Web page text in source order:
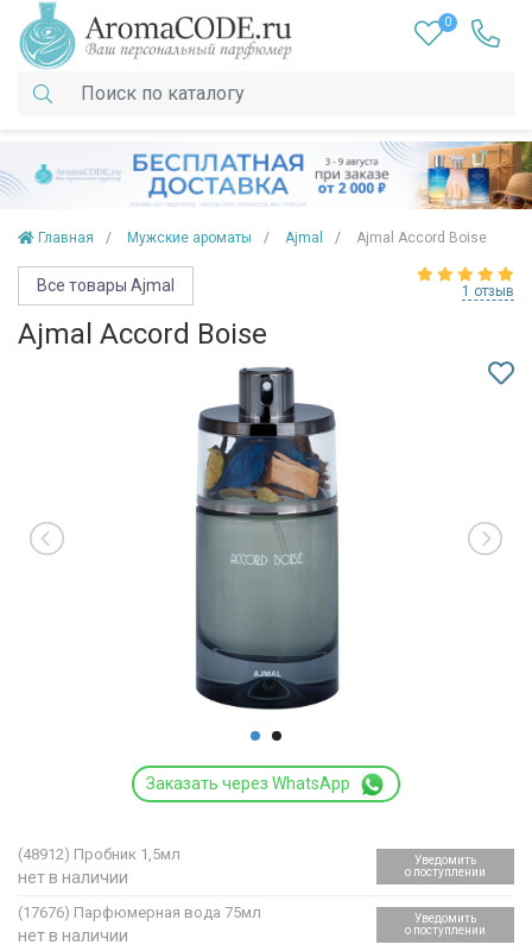
0
Главная Мужские ароматы Ajmal Ajmal Accord Boise
Все товары Ajmal 1 отзыв
Ajmal Accord Boise
Заказать через WhatsApp
(48912) Пробник 1,5мл
нет в наличии
Уведомить
о поступлении
(17676) Парфюмерная вода 75мл
нет в наличии
Уведомить
о поступлении